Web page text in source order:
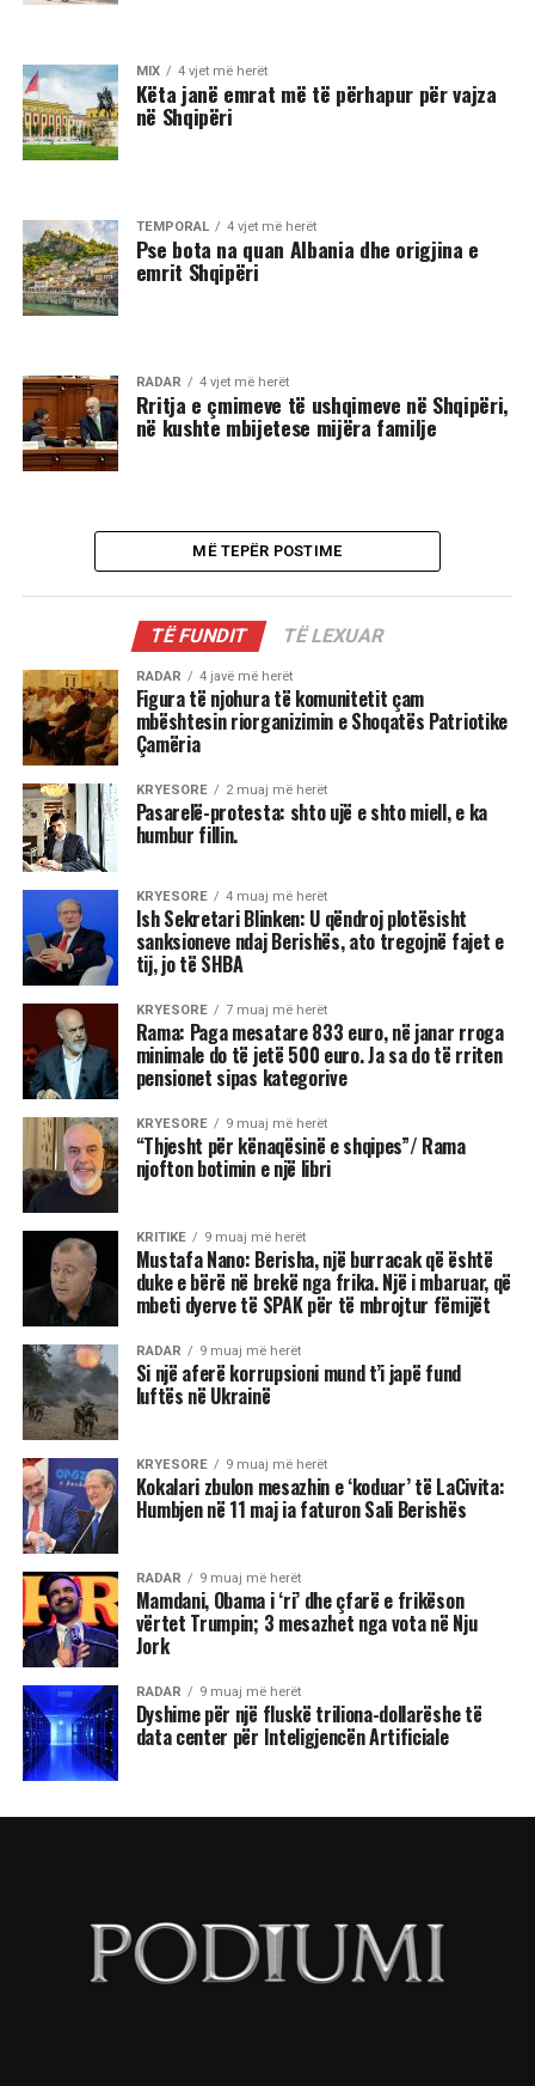
MIX 4 vjet më herët
Këta janë emrat më të përhapur për vajza
në Shqipëri
TEMPORAL 4 vjet më herët
Pse bota na quan Albania dhe origjina e
emrit Shqipëri
RADAR 4 vjet më herët
Rritja e çmimeve të ushqimeve në Shqipëri,
në kushte mbijetese mijëra familje
MË TEPËR POSTIME
TË FUNDIT TË LEXUAR
RADAR 4 javë më herët
Figura të njohura të komunitetit çam
mbështesin riorganizimin e Shoqatës Patriotike
Çamëria
KRYESORE 2 muaj më herët
Pasarelë-protesta: shto ujë e shto miell, e ka
humbur fillin.
KRYESORE 4 muaj më herët
Ish Sekretari Blinken: U qëndroj plotësisht
sanksioneve ndaj Berishës, ato tregojnë fajet e
tij, jo të SHBA
KRYESORE 7 muaj më herët
Rama: Paga mesatare 833 euro, në janar rroga
minimale do të jetë 500 euro. Ja sa do të rriten
pensionet sipas kategorive
KRYESORE 9 muaj më herët
“Thjesht për kënaqësinë e shqipes”/ Rama
njofton botimin e një libri
KRITIKE 9 muaj më herët
Mustafa Nano: Berisha, një burracak që është
duke e bërë në brekë nga frika. Një i mbaruar, që
mbeti dyerve të SPAK për të mbrojtur fëmijët
RADAR 9 muaj më herët
Si një aferë korrupsioni mund t’i japë fund
luftës në Ukrainë
KRYESORE 9 muaj më herët
Kokalari zbulon mesazhin e ‘koduar’ të LaCivita:
Humbjen në 11 maj ia faturon Sali Berishës
RADAR 9 muaj më herët
Mamdani, Obama i ‘ri’ dhe çfarë e frikëson
vërtet Trumpin; 3 mesazhet nga vota në Nju
Jork
RADAR 9 muaj më herët
Dyshime për një fluskë triliona-dollarëshe të
data center për Inteligjencën Artificiale